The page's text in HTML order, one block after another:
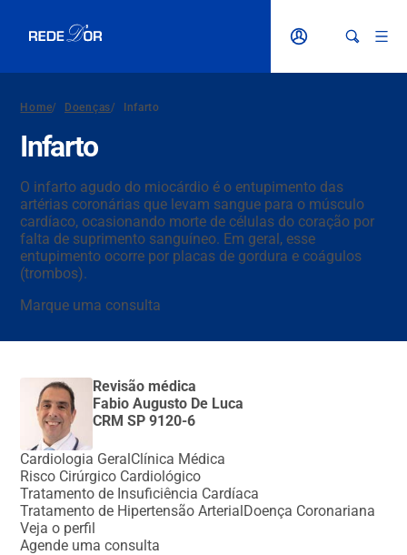
Home/ Doenças/ Infarto
Infarto
O infarto agudo do miocárdio é o entupimento das
artérias coronárias que levam sangue para o músculo
cardíaco, ocasionando morte de células do coração por
falta de suprimento sanguíneo. Em geral, esse
entupimento ocorre por placas de gordura e coágulos
(trombos).
Marque uma consulta
Revisão médica
Fabio Augusto De Luca
CRM SP 9120-6
Cardiologia GeralClínica Médica
Risco Cirúrgico Cardiológico
Tratamento de Insuficiência Cardíaca
Tratamento de Hipertensão ArterialDoença Coronariana
Veja o perfil
Agende uma consulta